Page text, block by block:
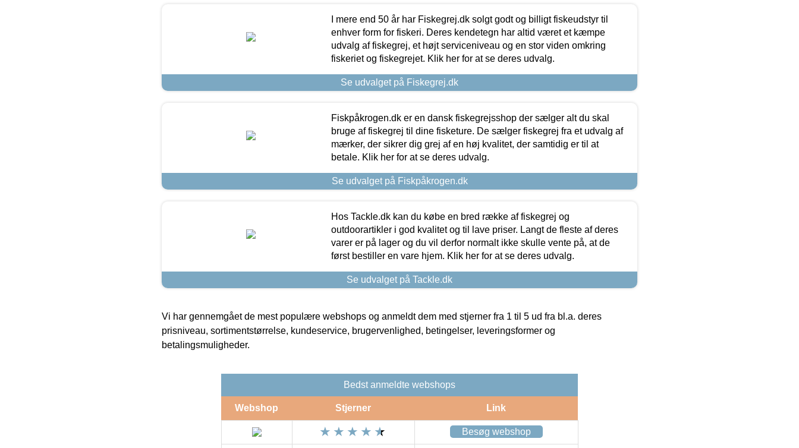
I mere end 50 år har Fiskegrej.dk solgt godt og billigt fiskeudstyr til
enhver form for fiskeri. Deres kendetegn har altid været et kæmpe
udvalg af fiskegrej, et højt serviceniveau og en stor viden omkring
fiskeriet og fiskegrejet. Klik her for at se deres udvalg.
Se udvalget på Fiskegrej.dk
Fiskpåkrogen.dk er en dansk fiskegrejsshop der sælger alt du skal
bruge af fiskegrej til dine fisketure. De sælger fiskegrej fra et udvalg af
mærker, der sikrer dig grej af en høj kvalitet, der samtidig er til at
betale. Klik her for at se deres udvalg.
Se udvalget på Fiskpåkrogen.dk
Hos Tackle.dk kan du købe en bred række af fiskegrej og
outdoorartikler i god kvalitet og til lave priser. Langt de fleste af deres
varer er på lager og du vil derfor normalt ikke skulle vente på, at de
først bestiller en vare hjem. Klik her for at se deres udvalg.
Se udvalget på Tackle.dk
Vi har gennemgået de mest populære webshops og anmeldt dem med stjerner fra 1 til 5 ud fra bl.a. deres
prisniveau, sortimentstørrelse, kundeservice, brugervenlighed, betingelser, leveringsformer og
betalingsmuligheder.
Bedst anmeldte webshops
Webshop Stjerner Link
Besøg webshop